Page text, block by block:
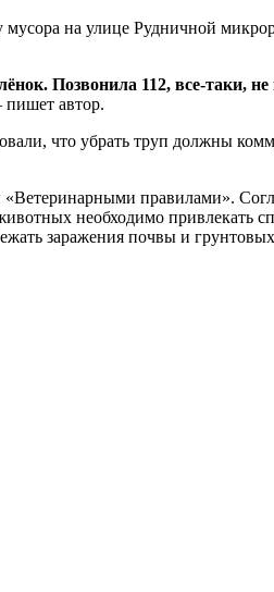
на улице Рудничной
Позвонила 112, все-таки, не
автор.
что убрать труп должны
правилами».
необходимо привлекать
заражения почвы и